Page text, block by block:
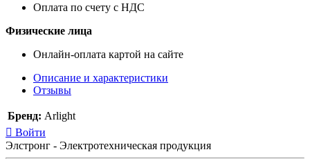
Оплата по счету с НДС
Физические лица
Онлайн-оплата картой на сайте
Описание и характеристики
Отзывы
Бренд: Arlight
Войти
Элстронг - Электротехническая продукция